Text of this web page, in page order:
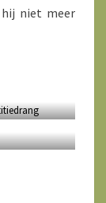
niet meer